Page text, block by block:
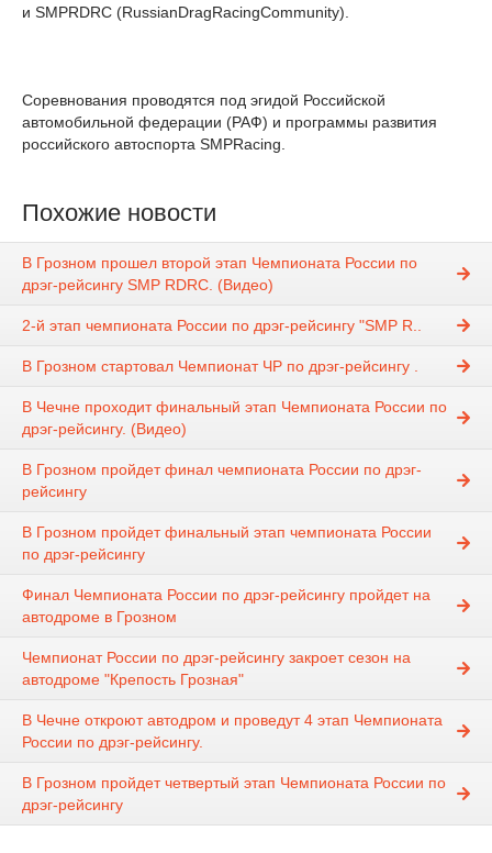
и SMPRDRC (RussianDragRacingCommunity).
Соревнования проводятся под эгидой Российской
автомобильной федерации (РАФ) и программы развития
российского автоспорта SMPRacing.
Похожие новости
В Грозном прошел второй этап Чемпионата России по
дрэг-рейсингу SMP RDRC. (Видео)
2-й этап чемпионата России по дрэг-рейсингу "SMP R..
В Грозном стартовал Чемпионат ЧР по дрэг-рейсингу .
В Чечне проходит финальный этап Чемпионата России по
дрэг-рейсингу. (Видео)
В Грозном пройдет финал чемпионата России по дрэг-
рейсингу
В Грозном пройдет финальный этап чемпионата России
по дрэг-рейсингу
Финал Чемпионата России по дрэг-рейсингу пройдет на
автодроме в Грозном
Чемпионат России по дрэг-рейсингу закроет сезон на
автодроме "Крепость Грозная"
В Чечне откроют автодром и проведут 4 этап Чемпионата
России по дрэг-рейсингу.
В Грозном пройдет четвертый этап Чемпионата России по
дрэг-рейсингу